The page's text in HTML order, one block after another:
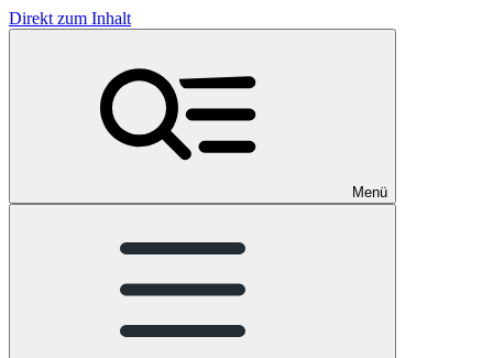
Direkt zum Inhalt
Menü